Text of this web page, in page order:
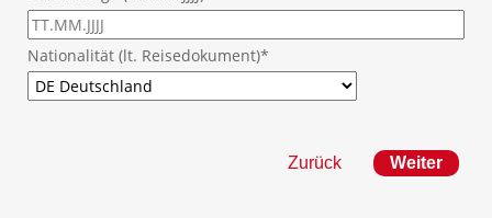
Nationalität (lt. Reisedokument)*
Zurück